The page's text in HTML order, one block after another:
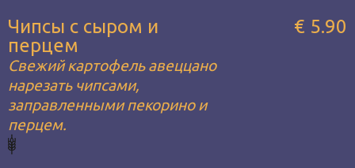
Чипсы с сыром и
перцем
Свежий картофель авеццано
нарезать чипсами,
заправленными пекорино и
перцем.
€ 5.90